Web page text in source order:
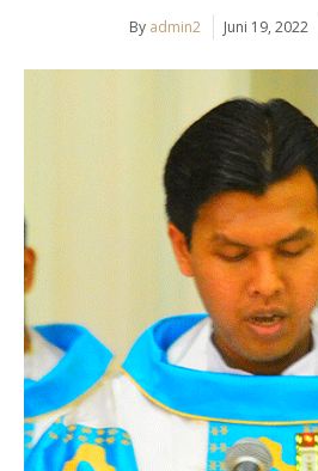
By admin2 Juni 19, 2022